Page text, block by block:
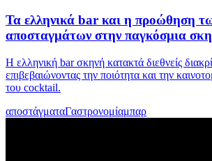
Τα ελληνικά bar και η προώθηση
αποσταγμάτων στην παγκόσμια
Η ελληνική bar σκηνή κατακτά διεθνείς
επιβεβαιώνοντας την ποιότητα και την
του cocktail.
αποστάγματαΓαστρονομίαμπαρ